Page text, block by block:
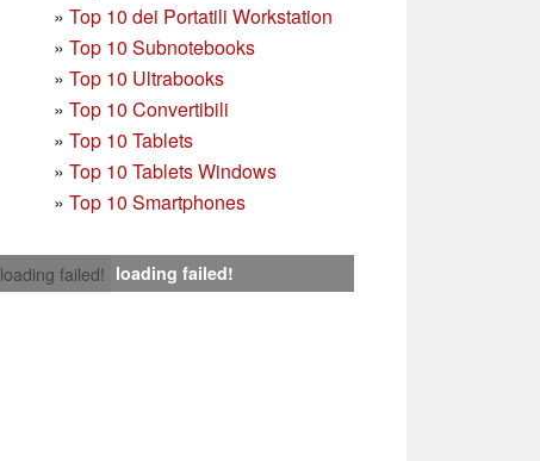
» Top 10 dei Portatili Workstation
» Top 10 Subnotebooks
» Top 10 Ultrabooks
» Top 10 Convertibili
» Top 10 Tablets
» Top 10 Tablets Windows
» Top 10 Smartphones
loading failed! loading failed!